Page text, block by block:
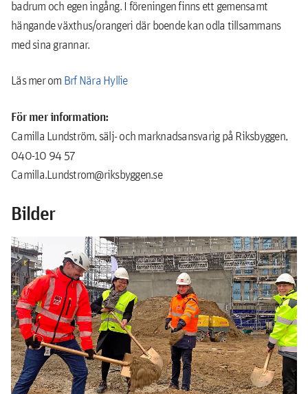
badrum och egen ingång. I föreningen finns ett gemensamt
hängande växthus/orangeri där boende kan odla tillsammans
med sina grannar.
Läs mer om Brf Nära Hyllie
För mer information:
Camilla Lundström, sälj- och marknadsansvarig på Riksbyggen,
040-10 94 57
Camilla.Lundstrom@riksbyggen.se
Bilder